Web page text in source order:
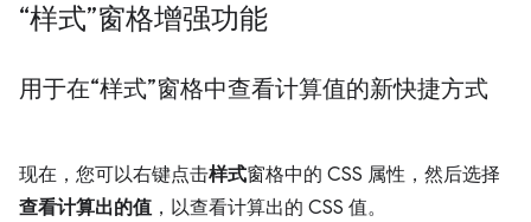
“样式”窗格增强功能
用于在“样式”窗格中查看计算值的新快捷方式
现在，您可以右键点击样式窗格中的 CSS 属性，然后选择
查看计算出的值，以查看计算出的 CSS 值。